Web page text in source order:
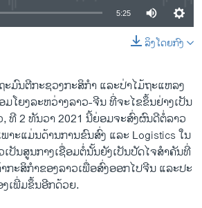
5:25
ລິງໂດຍກົງ
ມົນຕີກະຊວງກະສິກຳ ແລະປ່າໄມ້ຖະແຫລງ
ມໂຍງລະຫວ່າງລາວ-ຈີນ ທີ່ຈະໄຂຂຶ້ນຢ່າງເປັນ
ທີ 2 ທັນວາ 2021 ນີ້ຍ່ອມຈະສົ່ງຜົນດີຕໍ່ລາວ
າະແມ່ນດ້ານການຂົນສົ່ງ ແລະ Logistics ໃນ
ປັນສູນກາງເຊື່ອມຕໍ່ນັ້ນຍັງເປັນປັດໄຈສໍາຄັນທີ່
ະສິກໍາຂອງລາວເພື່ອສົ່ງອອກ​ໄປ​ຈີນ ​ແລະປະ​
ເພີ່ມ​ຂຶ້ນ​ອີກດ້ວຍ.